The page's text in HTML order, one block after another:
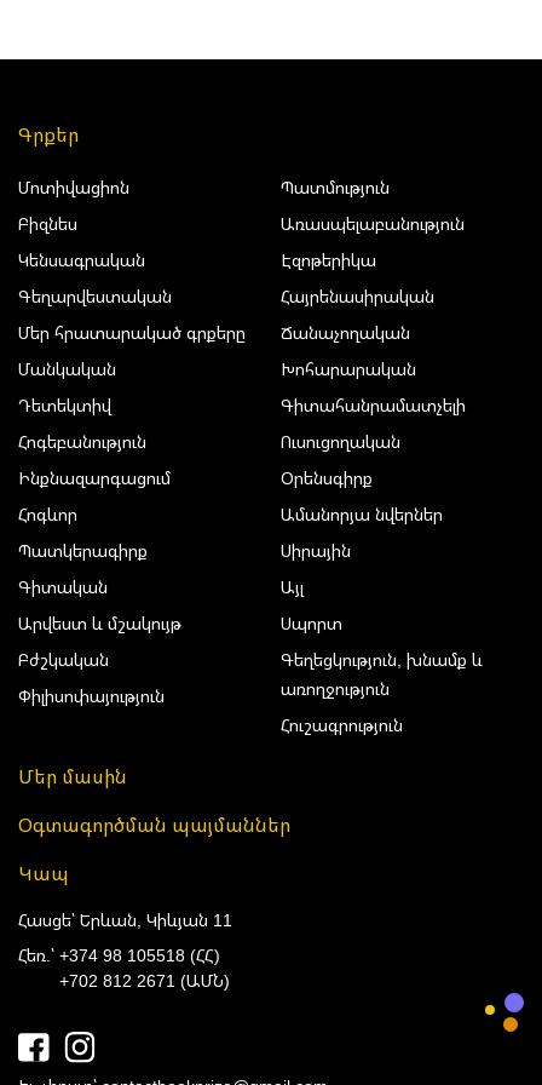
Գրքեր
Մոտիվացիոն
Բիզնես
Կենսագրական
Գեղարվեստական
Մեր հրատարակած գրքերը
Մանկական
Դետեկտիվ
Հոգեբանություն
Ինքնազարգացում
Հոգևոր
Պատկերագիրք
Գիտական
Արվեստ և մշակույթ
Բժշկական
Փիլիսոփայություն
Պատմություն
Առասպելաբանություն
Էզոթերիկա
Հայրենասիրական
Ճանաչողական
Խոհարարական
Գիտահանրամատչելի
Ուսուցողական
Օրենսգիրք
Ամանորյա նվերներ
Սիրային
Այլ
Սպորտ
Գեղեցկություն, խնամք և
առողջություն
Հուշագրություն
Մեր մասին
Օգտագործման պայմաններ
Կապ
Հասցե՝ Երևան, Կիևյան 11
Հեռ.՝ +374 98 105518 (ՀՀ)
+702 812 2671 (ԱՄՆ)